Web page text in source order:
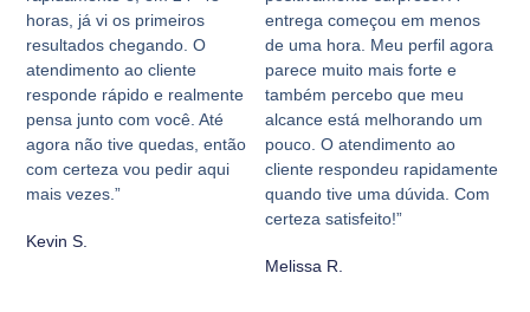
horas, já vi os primeiros
resultados chegando. O
atendimento ao cliente
responde rápido e realmente
pensa junto com você. Até
agora não tive quedas, então
com certeza vou pedir aqui
mais vezes.”
Kevin S.
entrega começou em menos
de uma hora. Meu perfil agora
parece muito mais forte e
também percebo que meu
alcance está melhorando um
pouco. O atendimento ao
cliente respondeu rapidamente
quando tive uma dúvida. Com
certeza satisfeito!”
Melissa R.